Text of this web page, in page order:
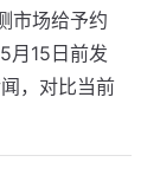
市场给予约
月15日前发
，对比当前